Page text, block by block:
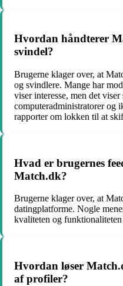
Hvordan håndterer
svindel?
Brugerne klager over, at
og svindlere. Mange har
viser interesse, men det viser
computeradministratorer og
rapporter om lokken til at
Hvad er brugernes
Match.dk?
Brugerne klager over, at
datingplatforme. Nogle
kvaliteten og funktionaliteten
Hvordan løser
af profiler?